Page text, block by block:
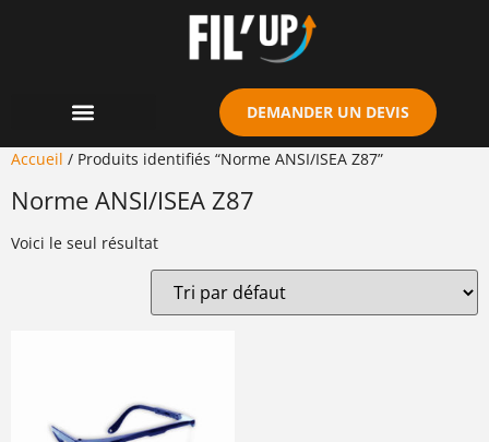
DEMANDER UN DEVIS
Accueil / Produits identifiés “Norme ANSI/ISEA Z87”
Norme ANSI/ISEA Z87
Voici le seul résultat
Cookies management panel